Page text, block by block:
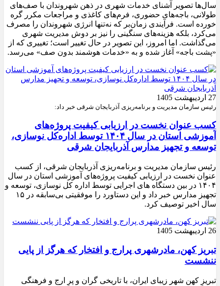
سال‌ها تصویر آشنای خدمات شهری در ذهن شهروندان با صف‌های
طولانی، باجه‌های حضوری، فرم‌های کاغذی و مراجعات مکرر گره
خورده است. فرآیندی زمان‌بر که نه‌تنها انرژی شهروندان را مصرف
می‌کرد، بلکه هزینه‌های سنگینی را نیز بر دوش مدیریت شهری
می‌گذاشت. اما امروز، این تصویر در حال تغییر است؛ تغییری که از
«پشت باجه» آغاز شده و به «خدمات هوشمند بدون صف» می‌رسد.
27 اردیبهشت 1405
رئیس سازمان مدیریت و برنامه‌ریزی آذربایجان شرقی خبر داد:
کسب عنوان نخست در ارزیابی کیفیت پروژه‌های
آموزشی استان در سال ۱۴۰۴ توسط اداره‌کل نوسازی،
توسعه و تجهیز مدارس آذربایجان شرقی
رئیس سازمان مدیریت و برنامه‌ریزی آذربایجان شرقی، از کسب
عنوان نخست در ارزیابی کیفیت پروژه‌های آموزشی استان در سال
۱۴۰۴ در بین دستگاه های اجرایی توسط اداره کل نوسازی، توسعه و
تجهیز مدارس خبر داد و این دستاورد را موفقیتی بی‌سابقه در ۱۵
سال اخیر توصیف کرد.
26 اردیبهشت 1405
تبریز کهن، مادرشهری پرارج و افتخار که هرگز از پایی
ننشست
تبریز کهن شهر زیبای ایران، با تاریخی گران و پر ارج و فرهنگی